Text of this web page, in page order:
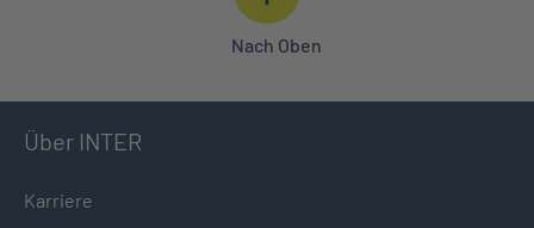
Nach Oben
Über INTER
Karriere